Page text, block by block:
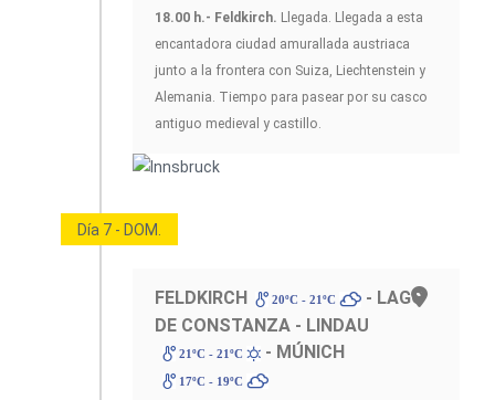
18.00 h.- Feldkirch. Llegada. Llegada a esta
encantadora ciudad amurallada austriaca
junto a la frontera con Suiza, Liechtenstein y
Alemania. Tiempo para pasear por su casco
antiguo medieval y castillo.
Día 7 - DOM.
FELDKIRCH 20ºC - 21ºC
- LAGO
DE CONSTANZA - LINDAU
21ºC - 21ºC - MÚNICH
17ºC - 19ºC